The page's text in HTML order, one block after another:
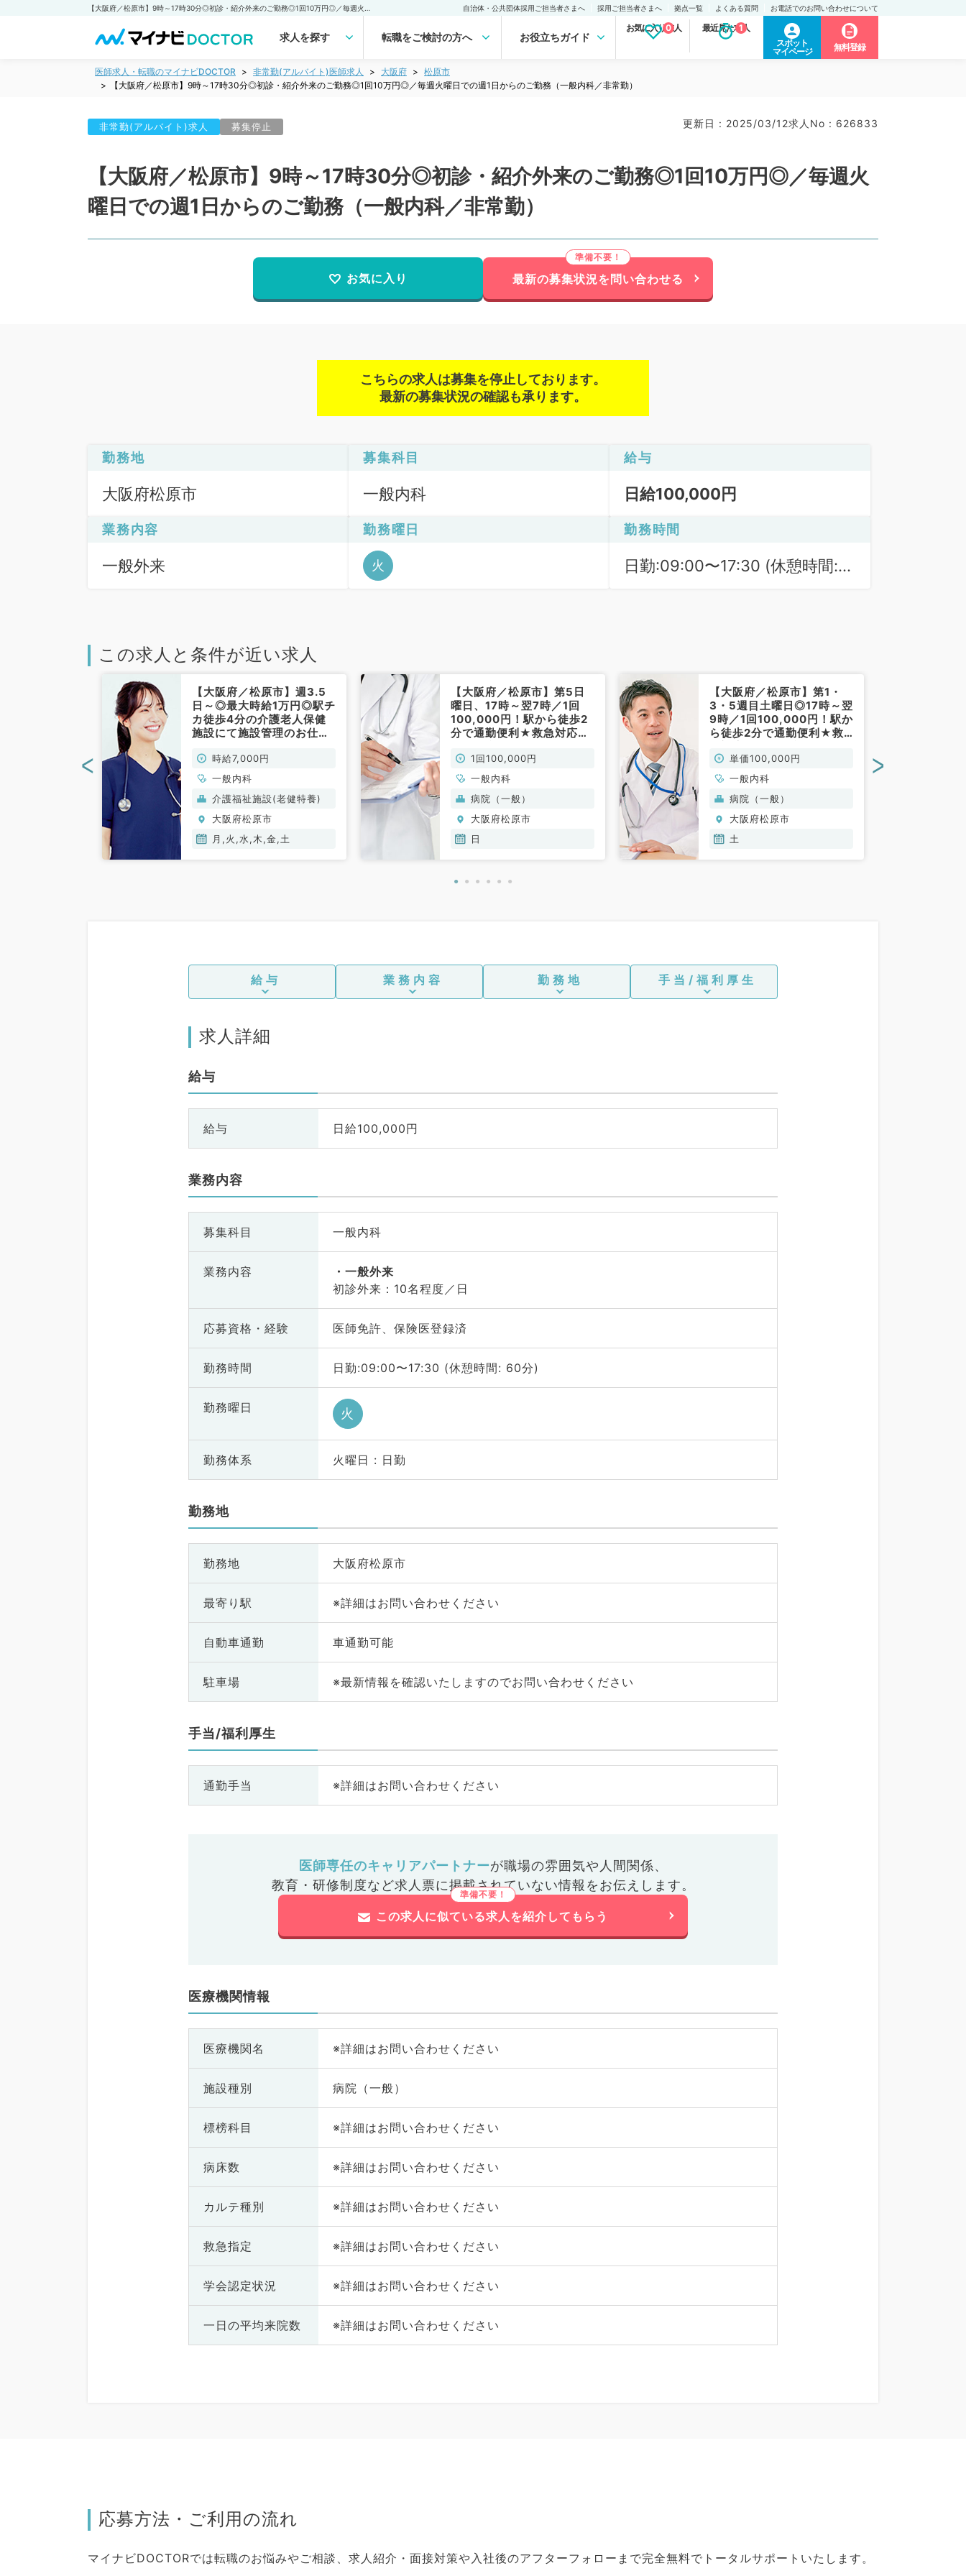
自治体・公共団体採用ご担当者さまへ 採用ご担当者さまへ 拠点一覧 よくある質問 お電話でのお問い合わせについて
求人を探す 転職をご検討の方へ お役立ちガイド
お気に入り求人
0 最近見た求人
1
スポット
マイページ
無料登録
医師求人・転職のマイナビDOCTOR 非常勤(アルバイト)医師求人 大阪府
松原市
【大阪府／松原市】9時～17時30分◎初診・紹介外来のご勤務◎1回10万円◎／毎週火曜日での週1日からのご勤務（一般内科／非常勤）
非常勤(アルバイト)求人 募集停止 更新日 : 2025/03/12求人No : 626833
【大阪府／松原市】9時～17時30分◎初診・紹介外来のご勤務◎1回10万円◎／毎週火
曜日での週1日からのご勤務（一般内科／非常勤）
お気に入り 最新の募集状況を問い合わせる
こちらの求人は募集を停止しております。
最新の募集状況の確認も承ります。
勤務地
大阪府松原市
募集科目
一般内科
給与
日給100,000円
業務内容
一般外来
勤務曜日
火
勤務時間
日勤:09:00〜17:30 (休憩時間:
この求人と条件が近い求人
【大阪府／松原市】週3.5
日～◎最大時給1万円◎駅チ
カ徒歩4分の介護老人保健
施設にて施設管理のお仕事
勤）時給7,000円
一般内科
介護福祉施設(老健特養)
大阪府松原市
月,火,水,木,金,土
【大阪府／松原市】第5日
曜日、17時～翌7時／1回
100,000円！駅から徒歩2
分で通勤便利★救急対応・
す（一般内科／非常勤）
1回100,000円
一般内科
病院（一般）
大阪府松原市
日
【大阪府／松原市】第1・
3・5週目土曜日◎17時～翌
9時／1回100,000円！駅か
ら徒歩2分で通勤便利★救
お仕事です（一般内科／非
常勤）
単価100,000円
一般内科
病院（一般）
大阪府松原市
土
< >
給与 業務内容 勤務地 手当/福利厚生
求人詳細
給与
給与 日給100,000円
業務内容
募集科目 一般内科
業務内容
一般外来
初診外来：10名程度／日
応募資格・ 経験 医師免許、保険医登録済
勤務時間 日勤:09:00〜17:30 (休憩時間: 60分)
勤務曜日 火
勤務体系 火曜日 : 日勤
勤務地
勤務地 大阪府松原市
最寄り駅 ※詳細はお問い合わせください
自動車通勤 車通勤可能
駐車場 ※最新情報を確認いたしますのでお問い合わせください
手当/福利厚生
通勤手当 ※詳細はお問い合わせください
医師専任のキャリアパートナーが職場の雰囲気や人間関係、
教育・研修制度など求人票に掲載されていない情報をお伝えします。
この求人に似ている求人を紹介してもらう
医療機関情報
医療機関名 ※詳細はお問い合わせください
施設種別 病院（一般）
標榜科目 ※詳細はお問い合わせください
病床数 ※詳細はお問い合わせください
カルテ種別 ※詳細はお問い合わせください
救急指定 ※詳細はお問い合わせください
学会認定状況 ※詳細はお問い合わせください
一日の平均来院数 ※詳細はお問い合わせください
応募方法・ご利用の流れ
マイナビDOCTORでは転職のお悩みやご相談、求人紹介・面接対策や入社後のアフターフォローまで完全無料でトータルサポートいたします。